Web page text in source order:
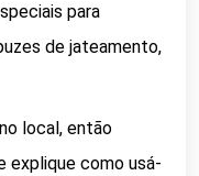
para
de jateamento,
local, então
explique como usá-